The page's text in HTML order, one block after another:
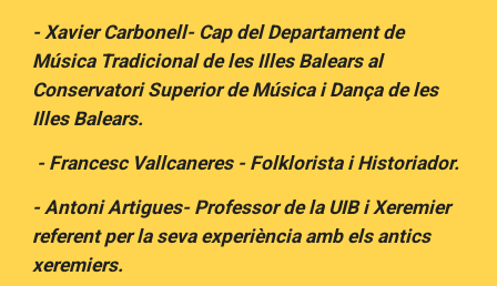
- Xavier Carbonell- Cap del Departament de
Música Tradicional de les Illes Balears al
Conservatori Superior de Música i Dança de les
Illes Balears.
- Francesc Vallcaneres - Folklorista i Historiador.
- Antoni Artigues- Professor de la UIB i Xeremier
referent per la seva experiència amb els antics
xeremiers.